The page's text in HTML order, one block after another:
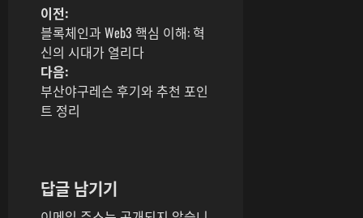
게
시
물
내
게
이전:
블록체인과 Web3 핵심 이해: 혁
신의 시대가 열리다
다음:
부산야구레슨 후기와 추천 포인
트 정리
답글 남기기